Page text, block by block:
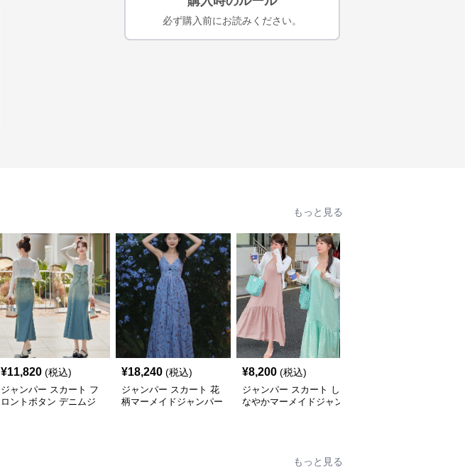
必ず購入前にお読みください。
もっと見る
¥11,820 (税込)
ジャンパー スカート フ
ロントボタン デニムジ
¥18,240 (税込)
ジャンパー スカート 花
柄マーメイドジャンパー
¥8,200 (税込)
ジャンパー スカート し
なやかマーメイドジャン
もっと見る